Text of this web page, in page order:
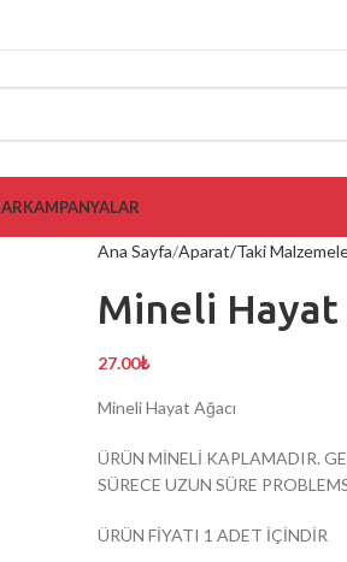
KAMPANYALAR
Ana Sayfa Aparat/Taki
Mineli Hayat
27.00₺
Mineli Hayat Ağacı
ÜRÜN MİNELİ KAPLAMADIR.
SÜRECE UZUN SÜRE
ÜRÜN FİYATI 1 ADET İÇİNDİR